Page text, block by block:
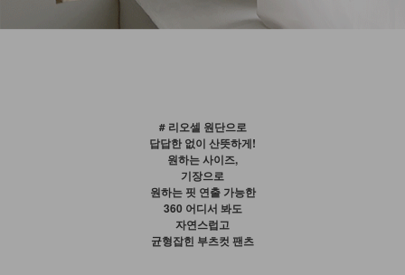
# 리오셀 원단으로
답답한 없이 산뜻하게!
원하는 사이즈,
기장으로
원하는 핏 연출 가능한
360 어디서 봐도
자연스럽고
균형잡힌 부츠컷 팬츠